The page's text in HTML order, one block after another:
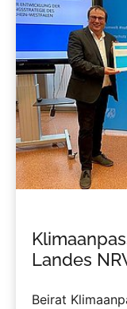
Landes
Beirat